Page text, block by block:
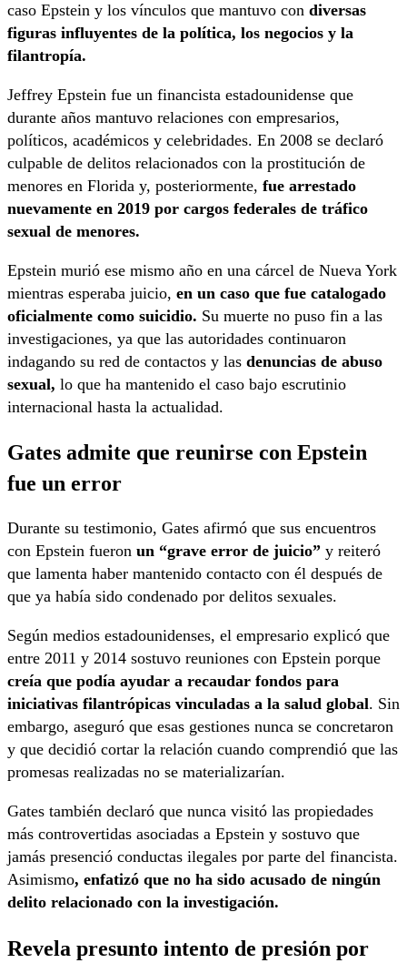
caso Epstein y los vínculos que mantuvo con diversas
figuras influyentes de la política, los negocios y la
filantropía.
Jeffrey Epstein fue un financista estadounidense que
durante años mantuvo relaciones con empresarios,
políticos, académicos y celebridades. En 2008 se declaró
culpable de delitos relacionados con la prostitución de
menores en Florida y, posteriormente, fue arrestado
nuevamente en 2019 por cargos federales de tráfico
sexual de menores.
Epstein murió ese mismo año en una cárcel de Nueva York
mientras esperaba juicio, en un caso que fue catalogado
oficialmente como suicidio. Su muerte no puso fin a las
investigaciones, ya que las autoridades continuaron
indagando su red de contactos y las denuncias de abuso
sexual, lo que ha mantenido el caso bajo escrutinio
internacional hasta la actualidad.
Gates admite que reunirse con Epstein
fue un error
Durante su testimonio, Gates afirmó que sus encuentros
con Epstein fueron un “grave error de juicio” y reiteró
que lamenta haber mantenido contacto con él después de
que ya había sido condenado por delitos sexuales.
Según medios estadounidenses, el empresario explicó que
entre 2011 y 2014 sostuvo reuniones con Epstein porque
creía que podía ayudar a recaudar fondos para
iniciativas filantrópicas vinculadas a la salud global. Sin
embargo, aseguró que esas gestiones nunca se concretaron
y que decidió cortar la relación cuando comprendió que las
promesas realizadas no se materializarían.
Gates también declaró que nunca visitó las propiedades
más controvertidas asociadas a Epstein y sostuvo que
jamás presenció conductas ilegales por parte del financista.
Asimismo, enfatizó que no ha sido acusado de ningún
delito relacionado con la investigación.
Revela presunto intento de presión por